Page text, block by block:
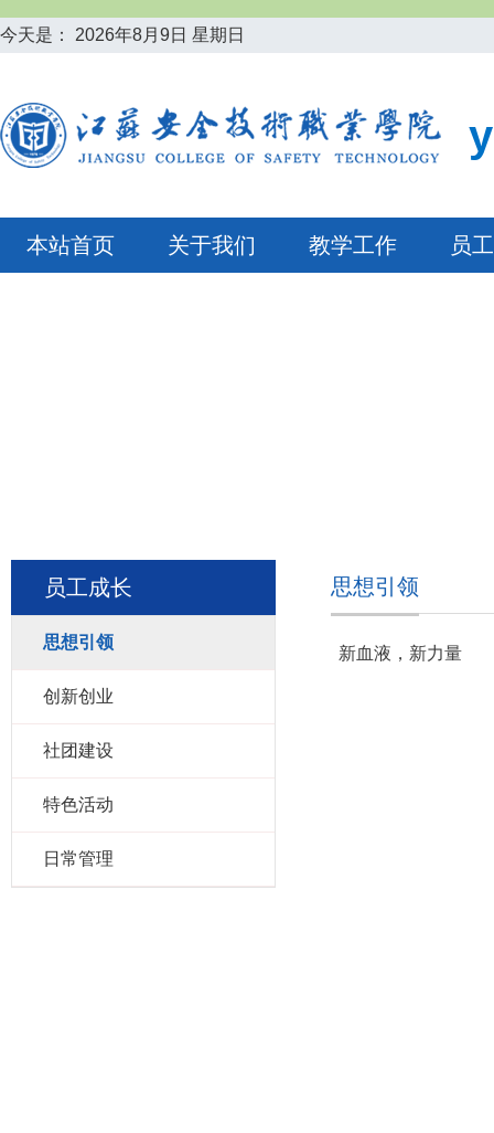
今天是： 2026年8月9日 星期日
本站首页 关于我们 教学工作 员
员工成长
思想引领
创新创业
社团建设
特色活动
日常管理
思想引领
新血液，新力量